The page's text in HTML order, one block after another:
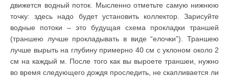
движется водный поток. Мысленно отметьте самую нижнюю
точку: здесь надо будет установить коллектор. Зарисуйте
водные потоки – это будущая схема прокладки траншей
(траншею лучше прокладывать в виде “елочки”). Траншею
лучше вырыть на глубину примерно 40 см с уклоном около 2
см на каждый м. После того как вы выроете траншеи, нужно
во время следующего дождя проследить, не скапливается ли